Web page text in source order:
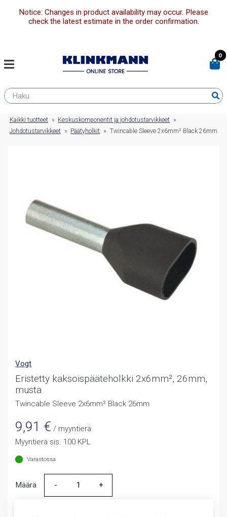
Notice: Changes in product availability may occur. Please
check the latest estimate in the order confirmation.
0
Kaikki tuotteet » Keskuskomponentit ja johdotustarvikkeet »
Johdotustarvikkeet » Päätyholkit » Twincable Sleeve 2x6mm² Black 26mm
Vogt
Eristetty kaksoispääteholkki 2x6mm², 26mm,
musta
Twincable Sleeve 2x6mm² Black 26mm
9,91 € / myyntierä
Myyntierä sis. 100 KPL
Varastossa
Määrä
Määrä